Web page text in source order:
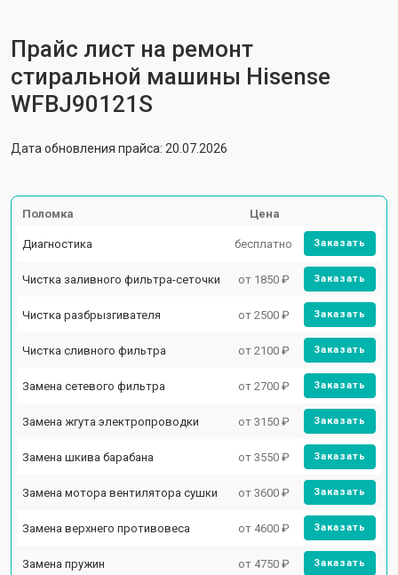
Прайс лист на ремонт
стиральной машины Hisense
WFBJ90121S
Дата обновления прайса: 20.07.2026
Поломка Цена
Диагностика бесплатно Заказать
Чистка заливного фильтра-сеточки от 1850 ₽ Заказать
Чистка разбрызгивателя от 2500 ₽ Заказать
Чистка сливного фильтра от 2100 ₽ Заказать
Замена сетевого фильтра от 2700 ₽ Заказать
Замена жгута электропроводки от 3150 ₽ Заказать
Замена шкива барабана от 3550 ₽ Заказать
Замена мотора вентилятора сушки от 3600 ₽ Заказать
Замена верхнего противовеса от 4600 ₽ Заказать
Замена пружин от 4750 ₽ Заказать